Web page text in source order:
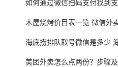
如何通过微信扫码支付找到
木屋烧烤价目表一览 微信外
海底捞排队取号微信是多少
美团外卖怎么点两份？步骤及